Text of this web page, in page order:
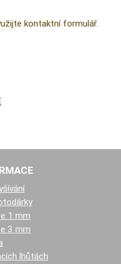
kontaktní formulář.
1 mm
3 mm
lhůtách